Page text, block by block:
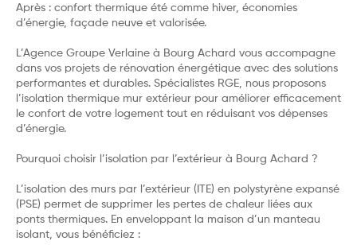
Après : confort thermique été comme hiver, économies
d’énergie, façade neuve et valorisée.
L’Agence Groupe Verlaine à Bourg Achard vous accompagne
dans vos projets de rénovation énergétique avec des solutions
performantes et durables. Spécialistes RGE, nous proposons
l’isolation thermique mur extérieur pour améliorer efficacement
le confort de votre logement tout en réduisant vos dépenses
d’énergie.
Pourquoi choisir l’isolation par l’extérieur à Bourg Achard ?
L’isolation des murs par l’extérieur (ITE) en polystyrène expansé
(PSE) permet de supprimer les pertes de chaleur liées aux
ponts thermiques. En enveloppant la maison d’un manteau
isolant, vous bénéficiez :